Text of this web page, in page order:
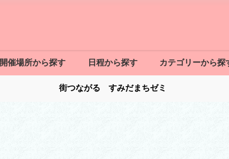
開催場所から探す 日程から探す カテゴリーから探
街つながる すみだまちゼミ